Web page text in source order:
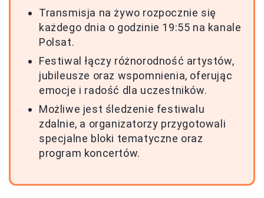
Transmisja na żywo rozpocznie się
każdego dnia o godzinie 19:55 na kanale
Polsat.
Festiwal łączy różnorodność artystów,
jubileusze oraz wspomnienia, oferując
emocje i radość dla uczestników.
Możliwe jest śledzenie festiwalu
zdalnie, a organizatorzy przygotowali
specjalne bloki tematyczne oraz
program koncertów.